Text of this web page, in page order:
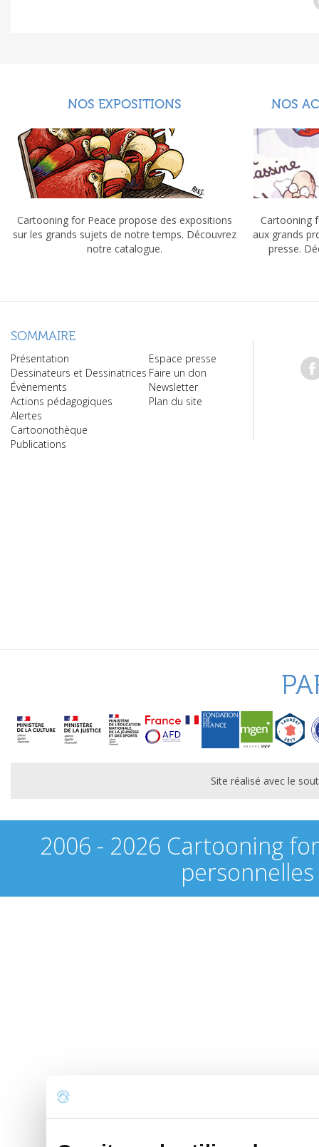
NOS EXPOSITIONS
Cartooning for Peace propose des expositions
sur les grands sujets de notre temps. Découvrez
notre catalogue.
NOS
Cartooning
aux grands
presse.
SOMMAIRE
Présentation
Dessinateurs et Dessinatrices
Évènements
Actions pédagogiques
Alertes
Cartoonothèque
Publications
Espace presse
Faire un don
Newsletter
Plan du site
Site réalisé avec le
2006 - 2026 Cartooning
personnelles